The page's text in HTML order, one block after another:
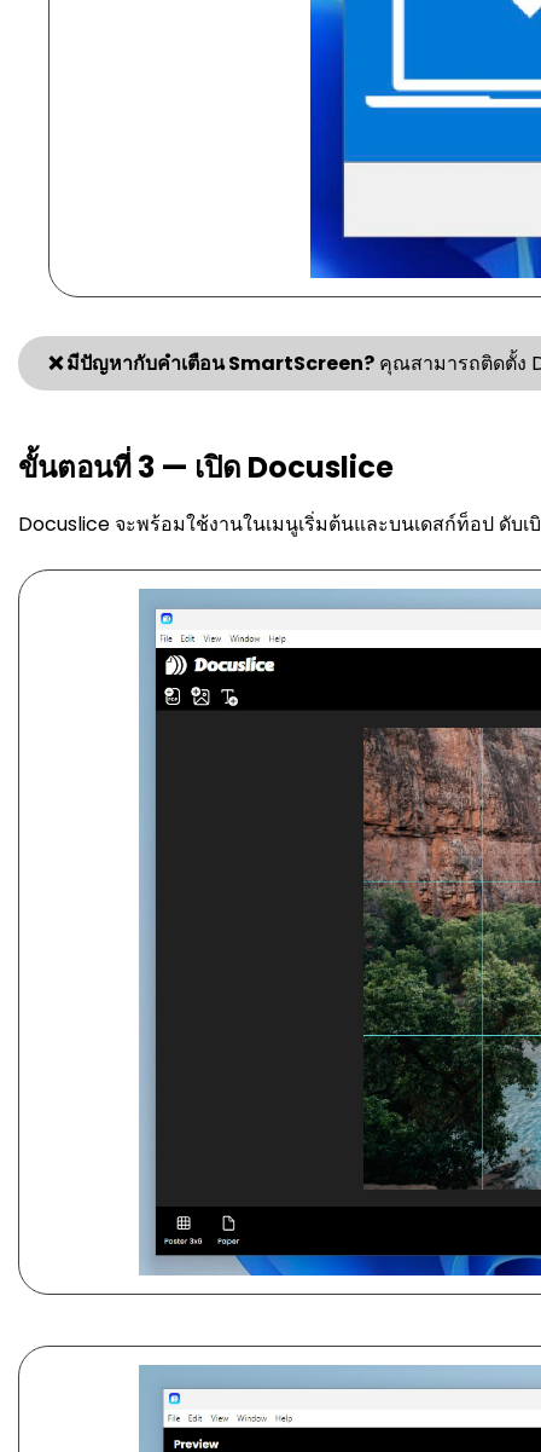
❌ มีปัญหากับคำเตือน SmartScreen? คุณสามารถติดตั้ง
ขั้นตอนที่ 3 — เปิด Docuslice
Docuslice จะพร้อมใช้งานในเมนูเริ่มต้นและบนเดสก์ท็อป ดับ